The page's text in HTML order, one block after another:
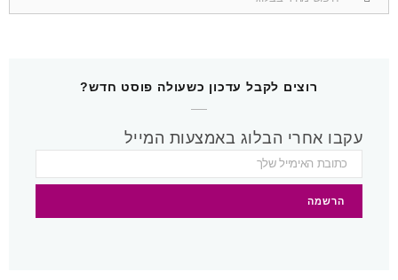
e
o
k
t
g
a
m
t
r
s
t
T
b
for:
רוצים לקבל עדכון כשעולה פוסט חדש?
עקבו אחרי הבלוג באמצעות המייל